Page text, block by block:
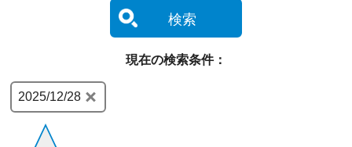
検索
現在の検索条件：
2025/12/28